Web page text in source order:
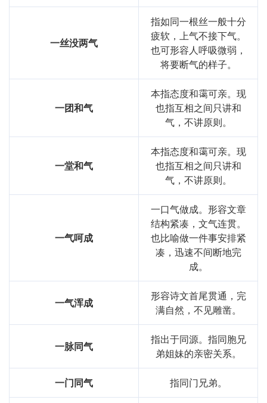
一丝没两气
指如同一根丝一般十分
疲软，上气不接下气。
也可形容人呼吸微弱，
将要断气的样子。
一团和气
本指态度和霭可亲。现
也指互相之间只讲和
气，不讲原则。
一堂和气
本指态度和霭可亲。现
也指互相之间只讲和
气，不讲原则。
一气呵成
一口气做成。形容文章
结构紧凑，文气连贯。
也比喻做一件事安排紧
凑，迅速不间断地完
成。
一气浑成
形容诗文首尾贯通，完
满自然，不见雕凿。
一脉同气
指出于同源。指同胞兄
弟姐妹的亲密关系。
一门同气 指同门兄弟。